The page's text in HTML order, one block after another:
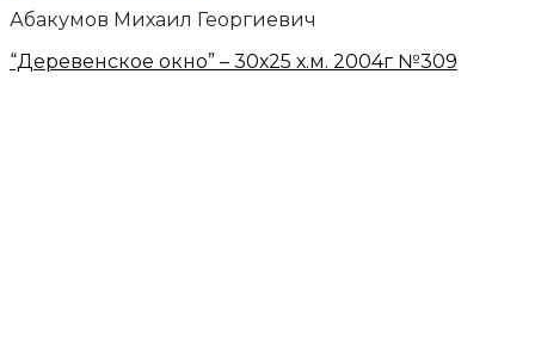
Абакумов Михаил Георгиевич
“Деревенское окно” – 30х25 х.м. 2004г №309